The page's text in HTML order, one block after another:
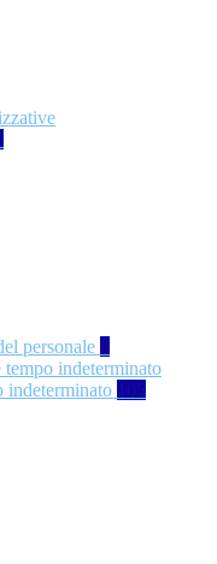
personale 8
tempo indeterminato
indeterminato 105